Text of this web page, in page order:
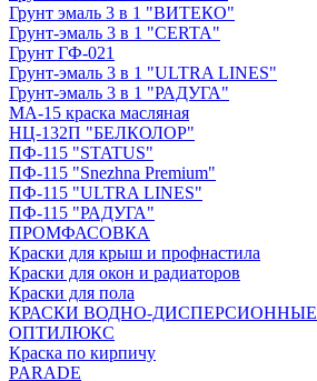
Грунт эмаль 3 в 1 "ВИТЕКО"
Грунт-эмаль 3 в 1 "CERTA"
Грунт ГФ-021
Грунт-эмаль 3 в 1 "ULTRA LINES"
Грунт-эмаль 3 в 1 "РАДУГА"
МА-15 краска масляная
НЦ-132П "БЕЛКОЛОР"
ПФ-115 "STATUS"
ПФ-115 "Snezhna Premium"
ПФ-115 "ULTRA LINES"
ПФ-115 "РАДУГА"
ПРОМФАСОВКА
Краски для крыш и профнастила
Краски для окон и радиаторов
Краски для пола
КРАСКИ ВОДНО-ДИСПЕРСИОННЫЕ
ОПТИЛЮКС
Краска по кирпичу
PARADE